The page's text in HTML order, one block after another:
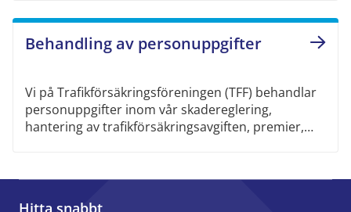
Behandling av personuppgifter
Vi på Trafikförsäkringsföreningen (TFF) behandlar
personuppgifter inom vår skadereglering,
hantering av trafikförsäkringsavgiften, premier,
Hitta snabbt